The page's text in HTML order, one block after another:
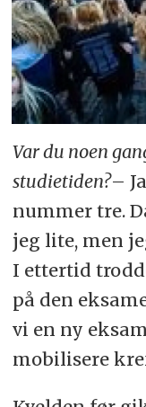
Var du noen
studietiden?–
nummer tre.
jeg lite, men
I ettertid
på den
vi en ny
mobilisere